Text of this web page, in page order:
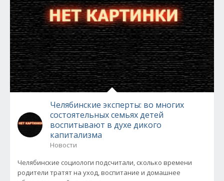
Челябинские эксперты: во многих
состоятельных семьях детей
воспитывают в духе дикого
капитализма
Новости
Челябинские социологи подсчитали, сколько времени
родители тратят на уход, воспитание и домашнее